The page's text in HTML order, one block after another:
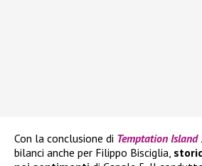
Con la conclusione di Temptation Island
bilanci anche per Filippo Bisciglia,